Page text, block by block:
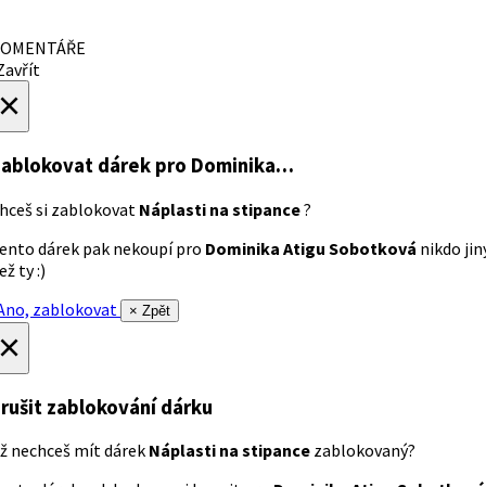
dárek pro Dominika…
si zablokovat Náplasti na stipance?
dárek pak nekoupí pro Dominika Atigu Sobotková nikdo
ty :)
zablokovat
× Zpět
zablokování dárku
nechceš mít dárek Náplasti na stipance zablokovaný?